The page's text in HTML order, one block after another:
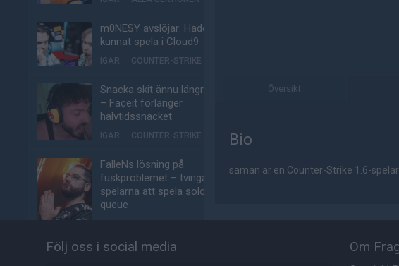
m0NESY avslöjar: Hade
kunnat spela i Cloud9
IGÅR COUNTER-STRIKE
Snacka skit ännu längre
– Faceit förlänger
halvtidssnacket
IGÅR COUNTER-STRIKE
FalleNs lösning på
fuskproblemet – tvinga
spelarna att spela solo-
queue
EA uppköpta av
Översikt
Bio
saman är en Counter-Strike 1.6-
Följ oss i social media Om